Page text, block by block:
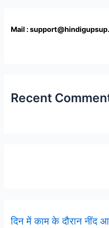
Mail :
Recent
दिन में काम के दौरान नींद